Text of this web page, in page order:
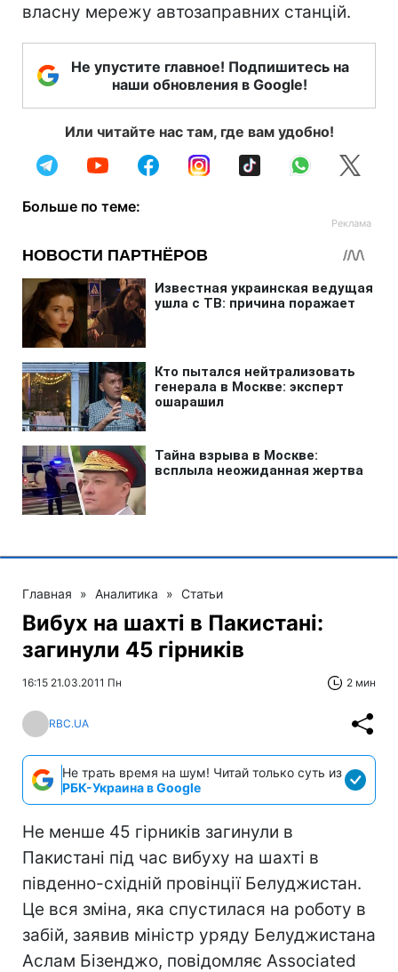
власну мережу автозаправних станцій.
Не упустите главное! Подпишитесь на
наши обновления в Google!
Или читайте нас там, где вам удобно!
Больше по теме:
Главная » Аналитика » Статьи
Вибух на шахті в Пакистані:
загинули 45 гірників
16:15 21.03.2011 Пн 2 мин
RBC.UA
Не трать время на шум! Читай только суть из
РБК-Украина в Google
Не менше 45 гірників загинули в
Пакистані під час вибуху на шахті в
південно-східній провінції Белуджистан.
Це вся зміна, яка спустилася на роботу в
забій, заявив міністр уряду Белуджистана
Аслам Бізенджо, повідомляє Associated